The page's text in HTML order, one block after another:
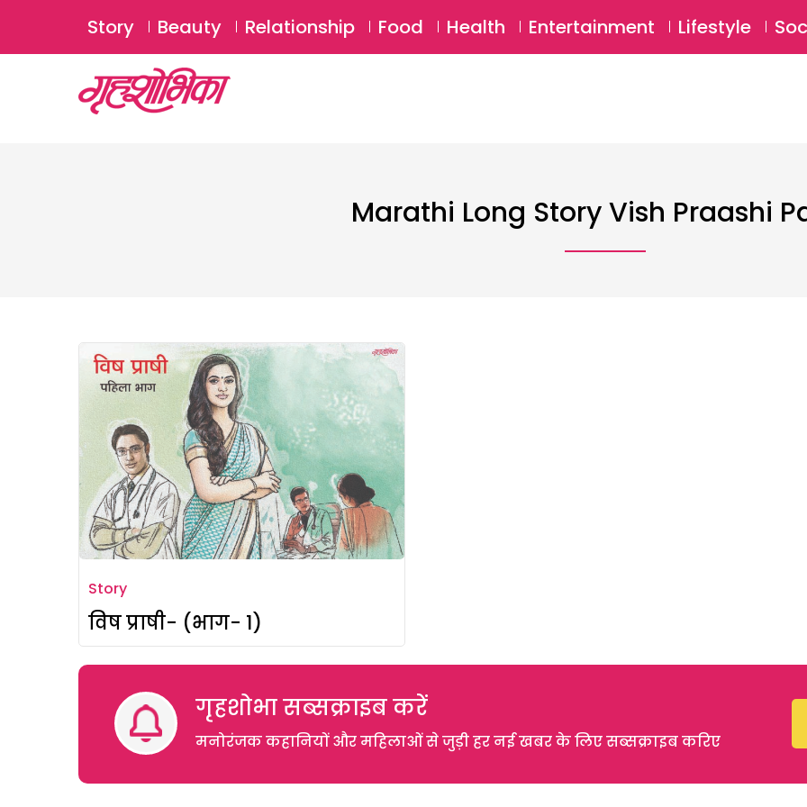
Story Beauty Relationship Food Health Entertainment Lifestyle
Marathi Long Story Vish Praashi
Story
विष प्राषी- (भाग- 1)
गृहशोभा सब्सक्राइब करें
मनोरंजक कहानियों और महिलाओं से जुड़ी हर नई खबर के लिए सब्सक्राइब करिए